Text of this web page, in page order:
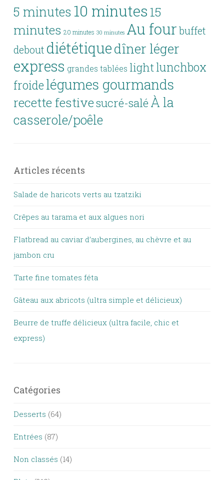
5 minutes 10 minutes15
minutes 20 minutes 30 minutes Au fourbuffet
debout diététiquedîner léger
express grandes tablées light lunchbox
froide légumes gourmands
recette festivesucré-salé À la
casserole/poêle
Articles récents
Salade de haricots verts au tzatziki
Crêpes au tarama et aux algues nori
Flatbread au caviar d’aubergines, au chèvre et au
jambon cru
Tarte fine tomates féta
Gâteau aux abricots (ultra simple et délicieux)
Beurre de truffe délicieux (ultra facile, chic et
express)
Catégories
Desserts (64)
Entrées (87)
Non classés (14)